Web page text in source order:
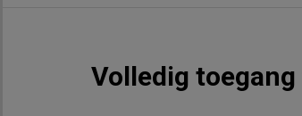
Volledig